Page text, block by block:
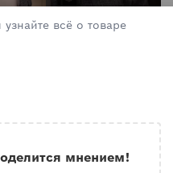
всё о товаре
мнением!